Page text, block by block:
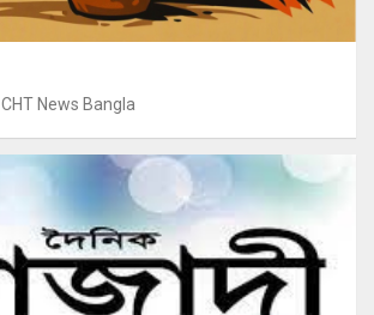
CHT News Bangla